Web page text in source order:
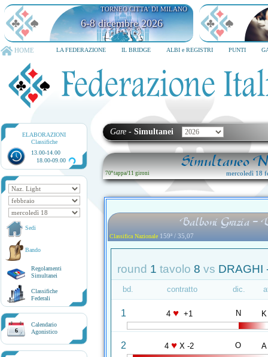
TORNEO CITTA' DI MILANO
6-8 dicembre 2026
HOME LA FEDERAZIONE IL BRIDGE ALBI e REGISTRI PUNTI
ELABORAZIONI
Classifiche
13.00-14.00
18.00-09.00
Sedi
Bando
Regolamenti
Simultanei
Classifiche
Federali
6
Calendario
Agonistico
Gare - Simultanei
Simultaneo
70ª tappa/11 gironi mercoledì 18
Balboni Grazia
Classifica Nazionale 159ª / 35,07
round 1 tavolo 8 vs DRAGHI
bd. contratto dic.
1 4 ♥ +1 N K
2 4 ♥ X -2 O A